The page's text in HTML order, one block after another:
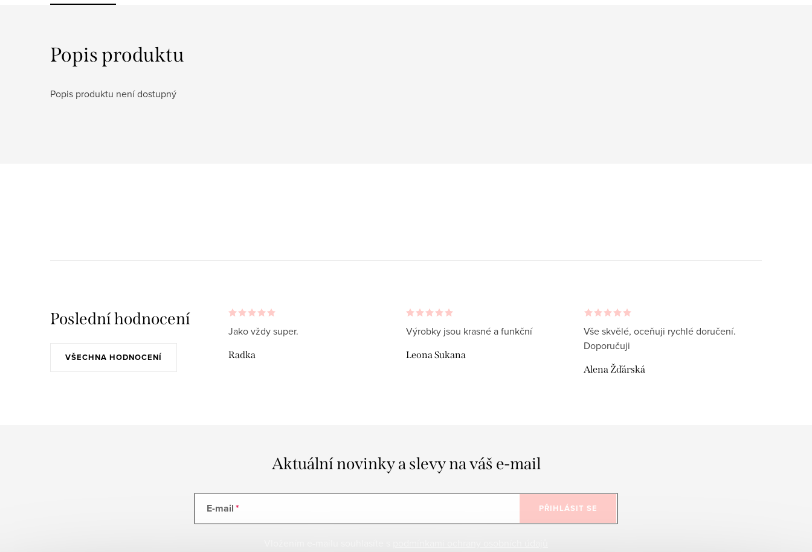
Popis produktu
Popis produktu není dostupný
Poslední hodnocení
VŠECHNA HODNOCENÍ
Jako vždy super.
Radka
Výrobky jsou krasné a funkční
Leona Sukana
Vše skvělé, oceňuji rychlé doručení.
Doporučuji
Alena Žďárská
Aktuální novinky a slevy na váš e-mail
E-mail PŘIHLÁSIT SE